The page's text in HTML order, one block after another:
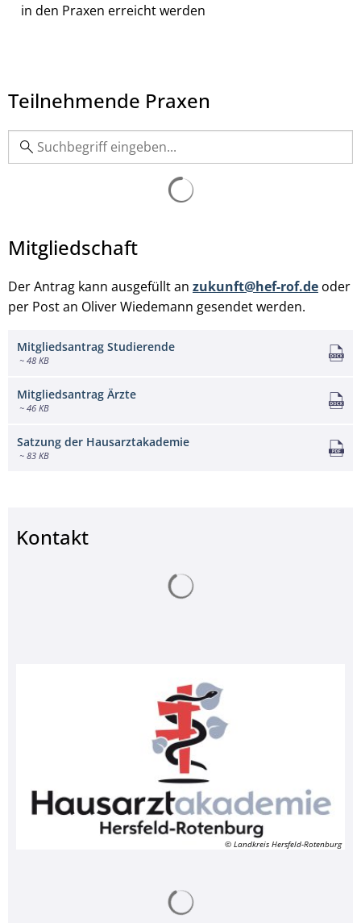
in den Praxen erreicht werden
Teilnehmende Praxen
Mitgliedschaft
Der Antrag kann ausgefüllt an zukunft@hef-rof.de oder
per Post an Oliver Wiedemann gesendet werden.
Mitgliedsantrag Studierende
~ 48 KB
Mitgliedsantrag Ärzte
~ 46 KB
Satzung der Hausarztakademie
~ 83 KB
Kontakt
© Landkreis Hersfeld-Rotenburg